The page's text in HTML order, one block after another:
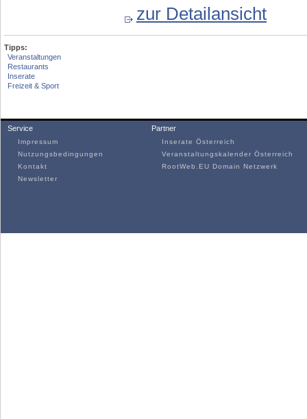
zur Detailansicht
Tipps:
Veranstaltungen
Restaurants
Inserate
Freizeit & Sport
Service
Impressum
Nutzungsbedingungen
Kontakt
Newsletter
Partner
Inserate Österreich
Veranstaltungskalender Österreich
RootWeb.EU Domain Netzwerk